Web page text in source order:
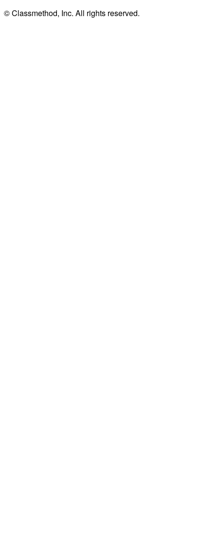
© Classmethod, Inc. All rights reserved.